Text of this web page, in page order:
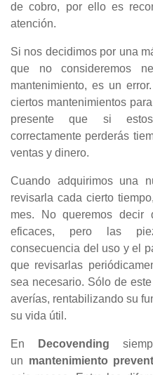
de cobro, por ello es
atención.
Si nos decidimos por una
que no consideremos
mantenimiento, es un
ciertos mantenimientos
presente que si
correctamente perderás
ventas y dinero.
Cuando adquirimos una
revisarla cada cierto
mes. No queremos decir
eficaces, pero las
consecuencia del uso y el
que revisarlas
sea necesario. Sólo de
averías, rentabilizando su
su vida útil.
En Decovending
un mantenimiento